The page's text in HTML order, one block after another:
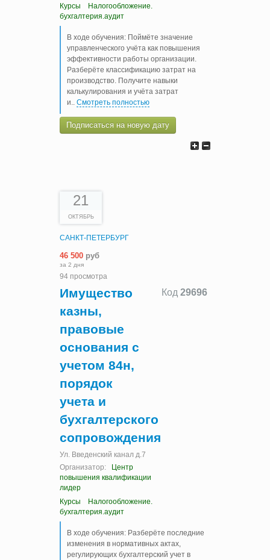
Курсы
Налогообложение.
бухгалтерия.аудит
В ходе обучения: Поймёте значение
управленческого учёта как повышения
эффективности работы организации.
Разберёте классификацию затрат на
производство. Получите навыки
калькулирования и учёта затрат
и.. Смотреть полностью
Подписаться на новую дату
21
ОКТЯБРЬ
САНКТ-ПЕТЕРБУРГ
46 500 руб
за 2 дня
94 просмотра
Код 29696
Имущество
казны,
правовые
основания с
учетом 84н,
порядок
учета и
бухгалтерского
сопровождения
Ул. Введенский канал д.7
Организатор:
Центр
повышения квалификации
лидер
Курсы
Налогообложение.
бухгалтерия.аудит
В ходе обучения: Разберёте последние
изменения в нормативных актах,
регулирующих бухгалтерский учет в